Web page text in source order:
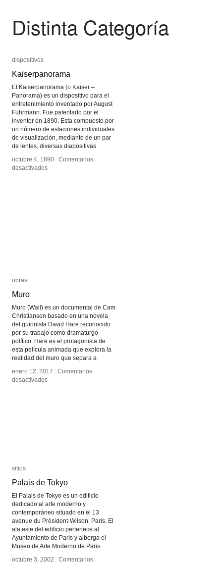
Distinta Categoría
dispositivos
Kaiserpanorama
El Kaiserpanorama (o Kaiser –
Panorama) es un dispositivo para el
entretenimiento inventado por August
Fuhrmann. Fue patentado por el
inventor en 1890. Esta compuesto por
un número de estaciones individuales
de visualización, mediante de un par
de lentes, diversas diapositivas
octubre 4, 1890 / Comentarios
desactivadosen
dispositivos
Kaiserpanorama
octubre 4, 1890 / Comentarios
desactivadosen
obras
Muro
Muro (Wall) es un documental de Cam
Christiansen basado en una novela
del guionista David Hare reconocido
por su trabajo como dramaturgo
político. Hare es el protagonista de
esta película animada que explora la
realidad del muro que separa a
enero 12, 2017 / Comentarios
desactivadosen
obras
Muro
enero 12, 2017 / Comentarios
desactivadosen
sitios
Palais de Tokyo
El Palais de Tokyo es un edificio
dedicado al arte moderno y
contemporáneo situado en el 13
avenue du Président-Wilson, Paris. El
ala este del edificio pertenece al
Ayuntamiento de París y alberga el
Museo de Arte Moderno de Paris.
octubre 3, 2002 / Comentarios
sitios
Palais de Tokyo
octubre 3, 2002 / Comentarios